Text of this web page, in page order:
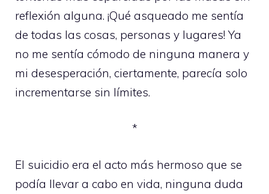
reflexión alguna. ¡Qué asqueado me sentía
de todas las cosas, personas y lugares! Ya
no me sentía cómodo de ninguna manera y
mi desesperación, ciertamente, parecía solo
incrementarse sin límites.
*
El suicidio era el acto más hermoso que se
podía llevar a cabo en vida, ninguna duda